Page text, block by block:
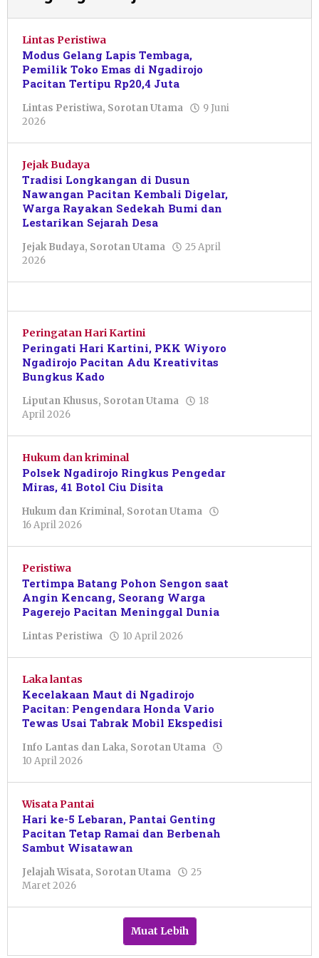
Lintas Peristiwa
Modus Gelang Lapis Tembaga,
Pemilik Toko Emas di Ngadirojo
Pacitan Tertipu Rp20,4 Juta
Lintas Peristiwa, Sorotan Utama
9 Juni
2026
Wulandari
Jejak Budaya
Tradisi Longkangan di Dusun
Nawangan Pacitan Kembali Digelar,
Warga Rayakan Sedekah Bumi dan
Lestarikan Sejarah Desa
Jejak Budaya, Sorotan Utama
25 April
2026
Azizah
Peringatan Hari Kartini
Peringati Hari Kartini, PKK Wiyoro
Ngadirojo Pacitan Adu Kreativitas
Bungkus Kado
Liputan Khusus, Sorotan Utama
18
April 2026
Azizah
Hukum dan kriminal
Polsek Ngadirojo Ringkus Pengedar
Miras, 41 Botol Ciu Disita
Hukum dan Kriminal, Sorotan Utama
16 April 2026
Primanto
Peristiwa
Tertimpa Batang Pohon Sengon saat
Angin Kencang, Seorang Warga
Pagerejo Pacitan Meninggal Dunia
Lintas Peristiwa 10 April 2026
Cahyaningtias
Laka lantas
Kecelakaan Maut di Ngadirojo
Pacitan: Pengendara Honda Vario
Tewas Usai Tabrak Mobil Ekspedisi
Info Lantas dan Laka, Sorotan Utama
10 April 2026
Sudar
Wisata Pantai
Hari ke-5 Lebaran, Pantai Genting
Pacitan Tetap Ramai dan Berbenah
Sambut Wisatawan
Jelajah Wisata, Sorotan Utama
25
Maret 2026
Azizah
Muat Lebih